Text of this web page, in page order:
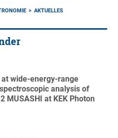
AKTUELLES
wide-energy-range
analysis of
MUSASHI at KEK Photon